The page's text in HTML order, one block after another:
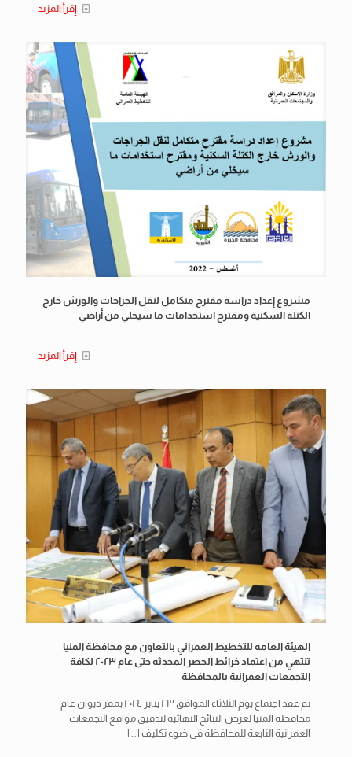
إقرأ المزيد
مشروع إعداد دراسة مقترح متكامل لنقل الجراجات والورش خارج
الكتلة السكنية ومقترح استخدامات ما سيخلي من أراضي
إقرأ المزيد
الهيئة العامه للتخطيط العمراني بالتعاون مع محافظة المنيا
تنتهي من اعتماد خرائط الحصر المحدثه حتى عام ٢٠٢٣ لكافة
التجمعات العمرانية بالمحافظة
تم عقد اجتماع يوم الثلاثاء الموافق ٢٣ يناير ٢٠٢٤ بمقر ديوان عام
محافظة المنيا لعرض النتائج النهائية لتدقيق مواقع التجمعات
العمرانية التابعة للمحافظة في ضوء تكليف […]